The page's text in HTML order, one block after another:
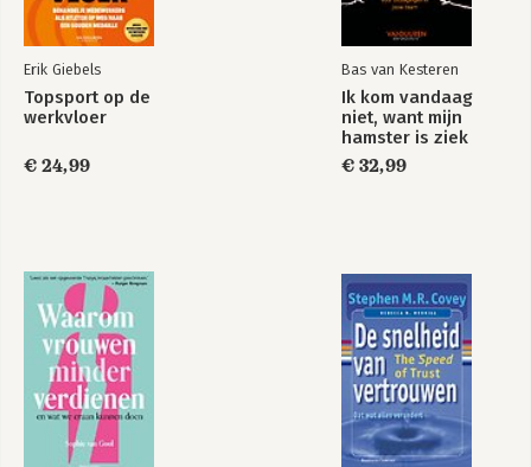
5. Lion-batterijen
De brandstofbron van het moderne leven 118
6. Beeldstabilisatie
Inzoomen op ’s werelds populairste camera 135
7. Bewegingswaarneming
Hoe de iPhone zijn brein ontwikkelde 159
9. Ruis-signaalverhouding
Hoe we het ultieme netwerk bouwden 196
III: Hier is de iPhone
Schuif om te ontgrendelen 207
10. Hé, Siri
Erik Giebels
Topsport op de
werkvloer
€ 24,99
Bas van Kesteren
Ik kom vandaag
niet, want mijn
hamster is ziek
€ 32,99